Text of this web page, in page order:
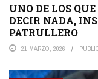
UNO DE LOS
DECIR NADA,
PATRULLERO
21 MARZO, 2026